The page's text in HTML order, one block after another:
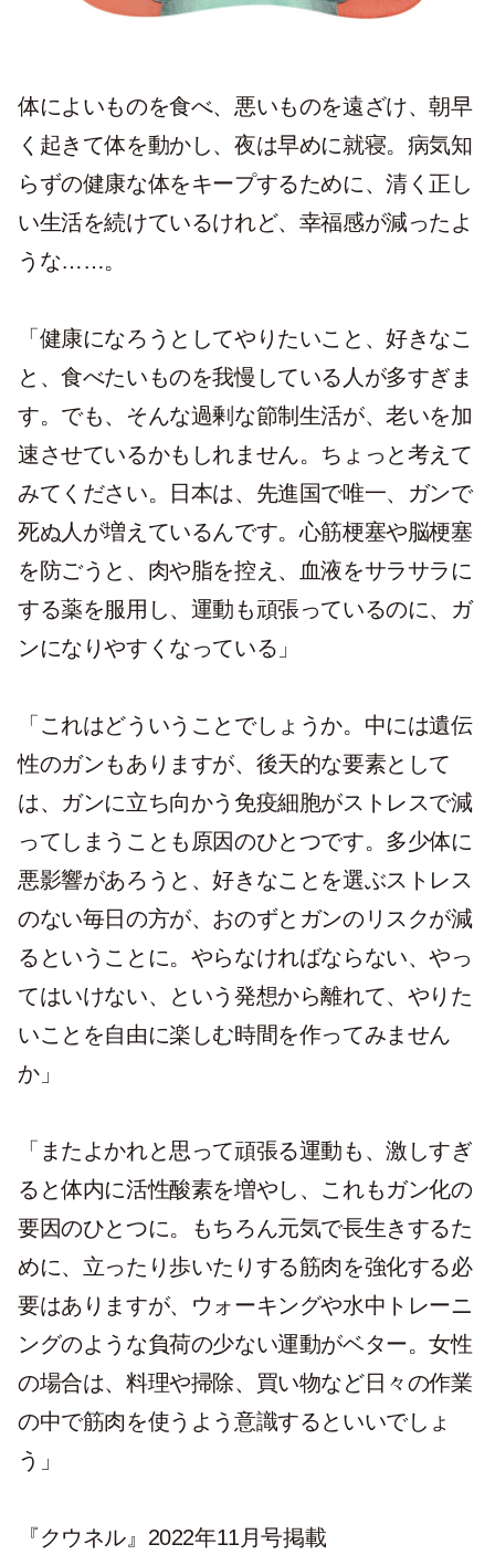
体によいものを食べ、悪いものを遠ざけ、朝早
く起きて体を動かし、夜は早めに就寝。病気知
らずの健康な体をキープするために、清く正し
い生活を続けているけれど、幸福感が減ったよ
うな……。
「健康になろうとしてやりたいこと、好きなこ
と、食べたいものを我慢している人が多すぎま
す。でも、そんな過剰な節制生活が、老いを加
速させているかもしれません。ちょっと考えて
みてください。日本は、先進国で唯一、ガンで
死ぬ人が増えているんです。心筋梗塞や脳梗塞
を防ごうと、肉や脂を控え、血液をサラサラに
する薬を服用し、運動も頑張っているのに、ガ
ンになりやすくなっている」
「これはどういうことでしょうか。中には遺伝
性のガンもありますが、後天的な要素として
は、ガンに立ち向かう免疫細胞がストレスで減
ってしまうことも原因のひとつです。多少体に
悪影響があろうと、好きなことを選ぶストレス
のない毎日の方が、おのずとガンのリスクが減
るということに。やらなければならない、やっ
てはいけない、という発想から離れて、やりた
いことを自由に楽しむ時間を作ってみません
か」
「またよかれと思って頑張る運動も、激しすぎ
ると体内に活性酸素を増やし、これもガン化の
要因のひとつに。もちろん元気で長生きするた
めに、立ったり歩いたりする筋肉を強化する必
要はありますが、ウォーキングや水中トレーニ
ングのような負荷の少ない運動がベター。女性
の場合は、料理や掃除、買い物など日々の作業
の中で筋肉を使うよう意識するといいでしょ
う」
『クウネル』2022年11月号掲載